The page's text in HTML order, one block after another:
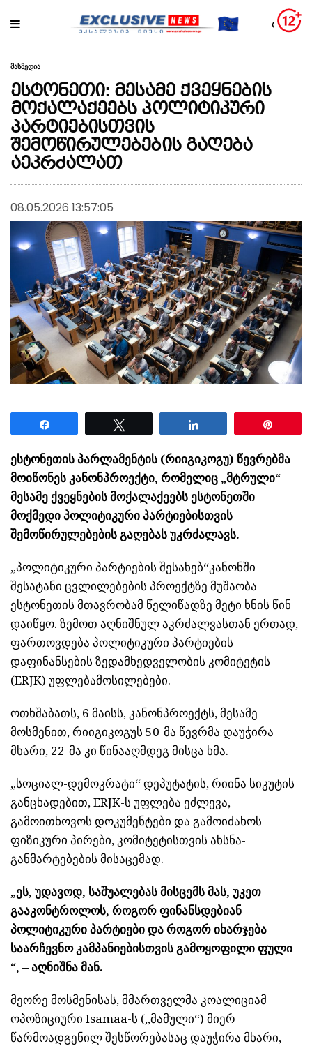
მასმედია
ესტონეთი: მესამე ქვეყნების
მოქალაქეებს პოლიტიკური
პარტიებისთვის
შემოწირულებების გაღება
აეკრძალათ
08.05.2026 13:57:05
ესტონეთის პარლამენტის (რიიგიკოგუ) წევრებმა
მოიწონეს კანონპროექტი, რომელიც „მტრული“
მესამე ქვეყნების მოქალაქეებს ესტონეთში
მოქმედი პოლიტიკური პარტიებისთვის
შემოწირულებების გაღებას უკრძალავს.
„პოლიტიკური პარტიების შესახებ“კანონში
შესატანი ცვლილებების პროექტზე მუშაობა
ესტონეთის მთავრობამ წელიწადზე მეტი ხნის წინ
დაიწყო. ზემოთ აღნიშნულ აკრძალვასთან ერთად,
ფართოვდება პოლიტიკური პარტიების
დაფინანსების ზედამხედველობის კომიტეტის
(ERJK) უფლებამოსილებები.
ოთხშაბათს, 6 მაისს, კანონპროექტს, მესამე
მოსმენით, რიიგიკოგუს 50-მა წევრმა დაუჭირა
მხარი, 22-მა კი წინააღმდეგ მისცა ხმა.
„სოციალ-დემოკრატი“ დეპუტატის, რიინა სიკუტის
განცხადებით, ERJK-ს უფლება ეძლევა,
გამოითხოვოს დოკუმენტები და გამოიძახოს
ფიზიკური პირები, კომიტეტისთვის ახსნა-
განმარტებების მისაცემად.
„ეს, უდავოდ, საშუალებას მისცემს მას, უკეთ
გააკონტროლოს, როგორ ფინანსდებიან
პოლიტიკური პარტიები და როგორ იხარჯება
საარჩევნო კამპანიებისთვის გამოყოფილი ფული
“, – აღნიშნა მან.
მეორე მოსმენისას, მმართველმა კოალიციამ
ოპოზიციური Isamaa-ს („მამული“) მიერ
წარმოადგენილ შესწორებასაც დაუჭირა მხარი,